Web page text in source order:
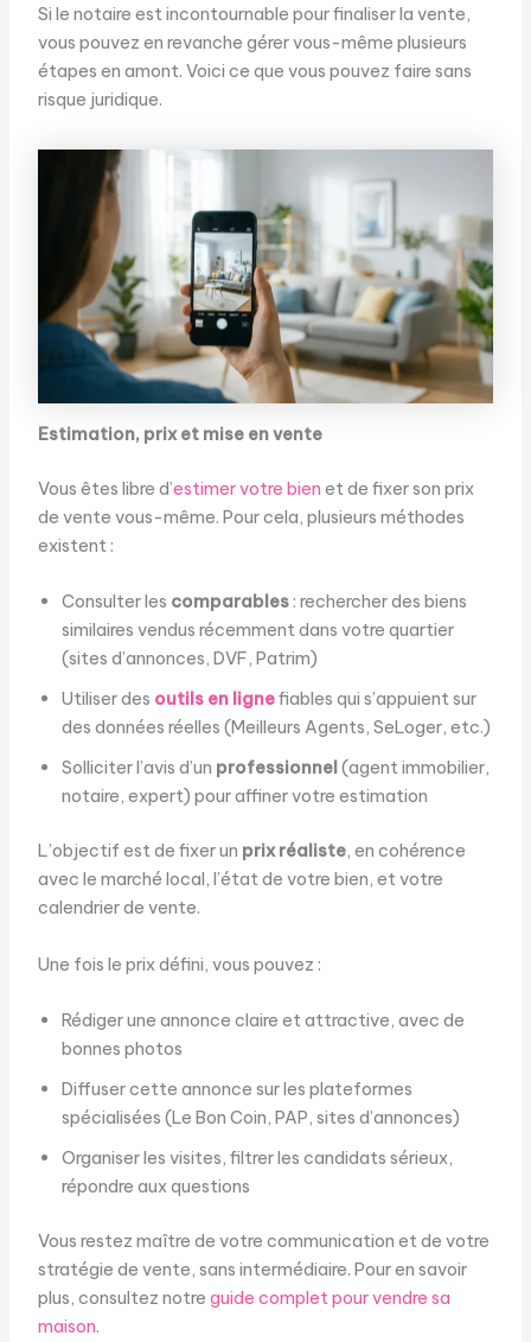
Si le notaire est incontournable pour finaliser la vente,
vous pouvez en revanche gérer vous-même plusieurs
étapes en amont. Voici ce que vous pouvez faire sans
risque juridique.
Estimation, prix et mise en vente
Vous êtes libre d’estimer votre bien et de fixer son prix
de vente vous-même. Pour cela, plusieurs méthodes
existent :
Consulter les comparables: rechercher des biens
similaires vendus récemment dans votre quartier
(sites d’annonces, DVF, Patrim)
Utiliser des outils en lignefiables qui s’appuient sur
des données réelles (Meilleurs Agents, SeLoger, etc.)
Solliciter l’avis d’un professionnel (agent immobilier,
notaire, expert) pour affiner votre estimation
L’objectif est de fixer un prix réaliste, en cohérence
avec le marché local, l’état de votre bien, et votre
calendrier de vente.
Une fois le prix défini, vous pouvez :
Rédiger une annonce claire et attractive, avec de
bonnes photos
Diffuser cette annonce sur les plateformes
spécialisées (Le Bon Coin, PAP, sites d’annonces)
Organiser les visites, filtrer les candidats sérieux,
répondre aux questions
Vous restez maître de votre communication et de votre
stratégie de vente, sans intermédiaire. Pour en savoir
plus, consultez notre guide complet pour vendre sa
maison.